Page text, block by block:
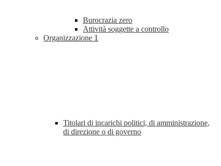
Burocrazia zero
Attività soggette a controllo
Organizzazione 1
Titolari di incarichi politici, di amministrazione,
di direzione o di governo